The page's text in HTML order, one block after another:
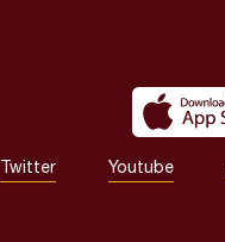
Twitter Youtube